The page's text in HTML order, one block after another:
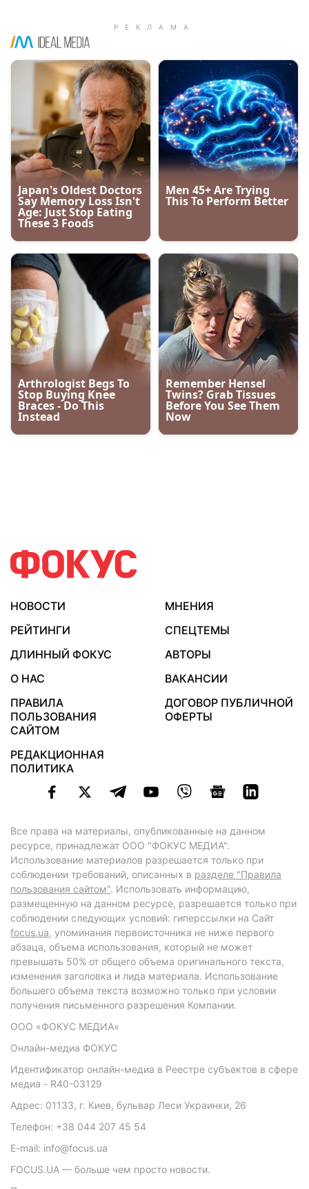
НОВОСТИ
МНЕНИЯ
РЕЙТИНГИ
СПЕЦТЕМЫ
ДЛИННЫЙ ФОКУС
АВТОРЫ
О НАС
ВАКАНСИИ
ПРАВИЛА
ПОЛЬЗОВАНИЯ
САЙТОМ
ДОГОВОР ПУБЛИЧНОЙ
ОФЕРТЫ
РЕДАКЦИОННАЯ
ПОЛИТИКА
Все права на материалы, опубликованные на данном
ресурсе, принадлежат ООО "ФОКУС МЕДИА".
Использование материалов разрешается только при
соблюдении требований, описанных в разделе "Правила
пользования сайтом". Использовать информацию,
размещенную на данном ресурсе, разрешается только при
соблюдении следующих условий: гиперссылки на Сайт
focus.ua, упоминания первоисточника не ниже первого
абзаца, объема использования, который не может
превышать 50% от общего объема оригинального текста,
изменения заголовка и лида материала. Использование
большего объема текста возможно только при условии
получения письменного разрешения Компании.
ООО «ФОКУС МЕДИА»
Онлайн-медиа ФОКУС
Идентификатор онлайн-медиа в Реестре субъектов в сфере
медиа - R40-03129
Адрес: 01133, г. Киев, бульвар Леси Украинки, 26
Телефон: +38 044 207 45 54
E-mail: info@focus.ua
FOCUS.UA — больше чем просто новости.